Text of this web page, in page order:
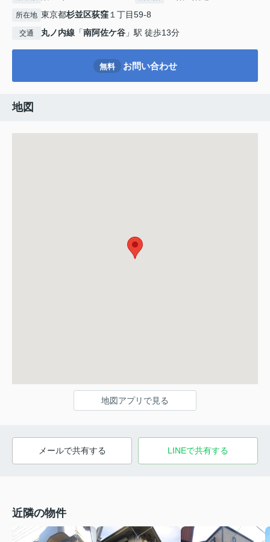
所在地 東京都杉並区荻窪１丁目59-8
交通 丸ノ内線 「南阿佐ケ谷 」駅 徒歩13分
無料 お問い合わせ
地図
地図アプリで見る
メールで共有する LINEで共有する
近隣の物件